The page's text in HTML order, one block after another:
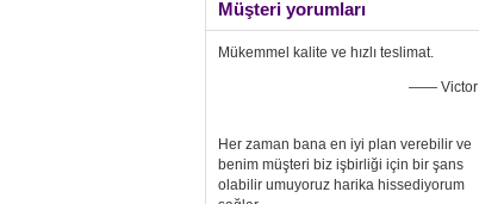
Müşteri yorumları
Mükemmel kalite ve hızlı teslimat.
—— Victor
Her zaman bana en iyi plan verebilir ve
benim müşteri biz işbirliği için bir şans
olabilir umuyoruz harika hissediyorum